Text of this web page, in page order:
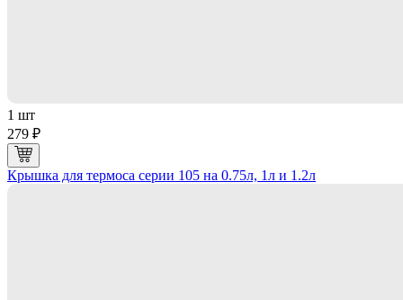
1 шт
279 ₽
Крышка для термоса серии 105 на 0.75л, 1л и 1.2л